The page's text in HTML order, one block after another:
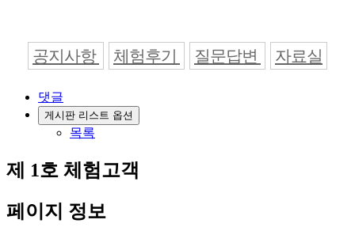
공지사항 체험후기 질문답변 자료실
댓글
게시판 리스트 옵션
목록
제 1호 체험고객
페이지 정보